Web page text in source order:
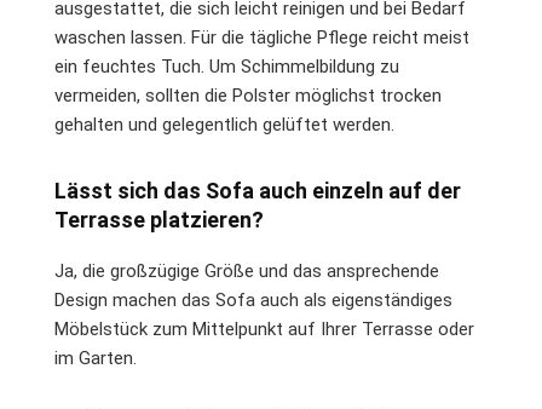
ausgestattet, die sich leicht reinigen und bei Bedarf
waschen lassen. Für die tägliche Pflege reicht meist
ein feuchtes Tuch. Um Schimmelbildung zu
vermeiden, sollten die Polster möglichst trocken
gehalten und gelegentlich gelüftet werden.
Lässt sich das Sofa auch einzeln auf der
Terrasse platzieren?
Ja, die großzügige Größe und das ansprechende
Design machen das Sofa auch als eigenständiges
Möbelstück zum Mittelpunkt auf Ihrer Terrasse oder
im Garten.